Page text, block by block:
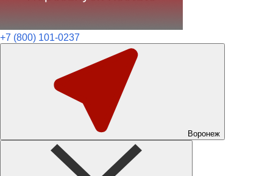
+7 (800) 101-0237
Воронеж